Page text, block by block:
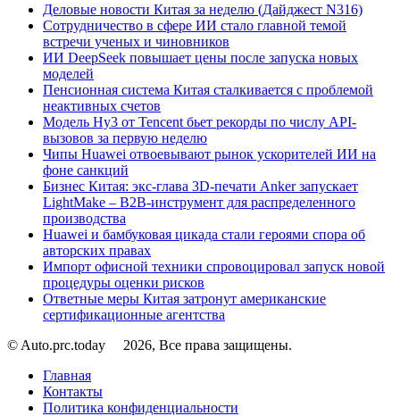
Деловые новости Китая за неделю (Дайджест N316)
Сотрудничество в сфере ИИ стало главной темой
встречи ученых и чиновников
ИИ DeepSeek повышает цены после запуска новых
моделей
Пенсионная система Китая сталкивается с проблемой
неактивных счетов
Модель Hy3 от Tencent бьет рекорды по числу API-
вызовов за первую неделю
Чипы Huawei отвоевывают рынок ускорителей ИИ на
фоне санкций
Бизнес Китая: экс-глава 3D-печати Anker запускает
LightMake – B2B-инструмент для распределенного
производства
Huawei и бамбуковая цикада стали героями спора об
авторских правах
Импорт офисной техники спровоцировал запуск новой
процедуры оценки рисков
Ответные меры Китая затронут американские
сертификационные агентства
© Auto.prc.today
2026, Все права защищены.
Главная
Контакты
Политика конфиденциальности